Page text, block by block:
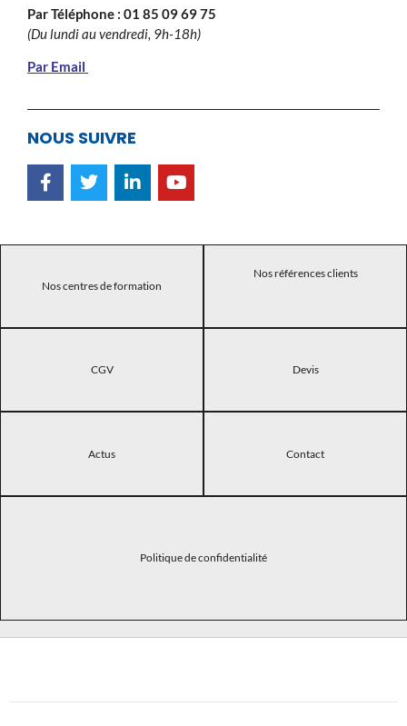
Par Téléphone : 01 85 09 69 75
(Du lundi au vendredi, 9h-18h)
Par Email
NOUS SUIVRE
Nos centres de formation
Nos références clients
CGV Devis
Actus Contact
Politique de confidentialité